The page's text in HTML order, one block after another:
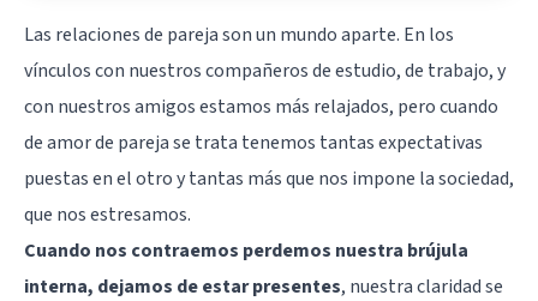
Las relaciones de pareja son un mundo aparte. En los
vínculos con nuestros compañeros de estudio, de trabajo, y
con nuestros amigos estamos más relajados, pero cuando
de amor de pareja se trata tenemos tantas expectativas
puestas en el otro y tantas más que nos impone la sociedad,
que nos estresamos.
Cuando nos contraemos perdemos nuestra brújula
interna, dejamos de estar presentes, nuestra claridad se